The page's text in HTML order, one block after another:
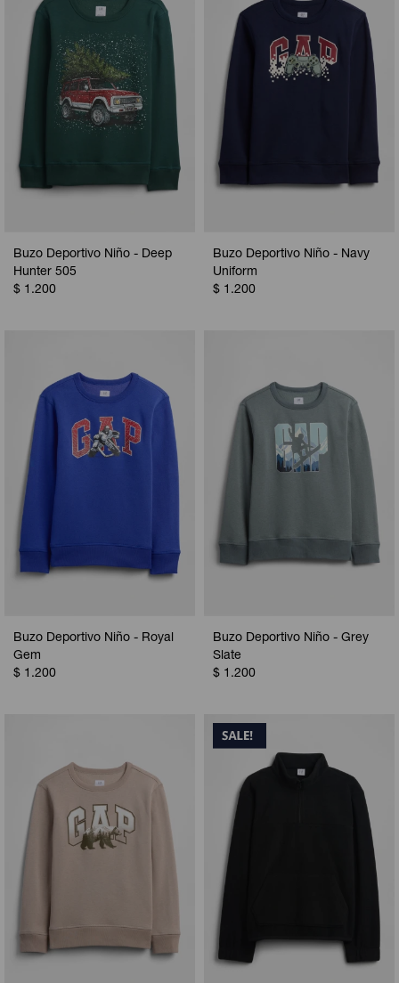
Buzo Deportivo Niño - Deep
Hunter 505
$ 1.200
Buzo Deportivo Niño - Navy
Uniform
$ 1.200
Buzo Deportivo Niño - Royal
Gem
$ 1.200
Buzo Deportivo Niño - Grey
Slate
$ 1.200
Camperas
Musculosas
Shorts
Calzas
Camperas
Chalecos
Shorts
Camperas
Chalecos
Ropa interior
Camperas
Pijamas
Sets